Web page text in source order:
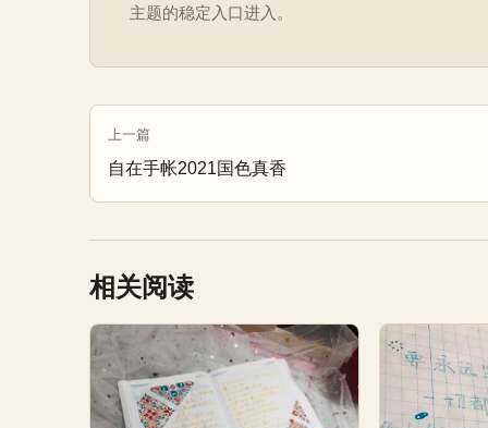
主题的稳定入口进入。
上一篇
自在手帐2021国色真香
相关阅读